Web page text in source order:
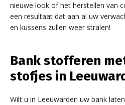
nieuwe look of het herstellen van
een resultaat dat aan al uw
en kussens zullen weer stralen!
Bank stofferen
stofjes in
Wilt u in Leeuwarden uw bank